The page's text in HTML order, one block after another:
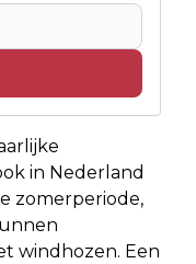
in Nederland
zomerperiode,
windhozen. Een